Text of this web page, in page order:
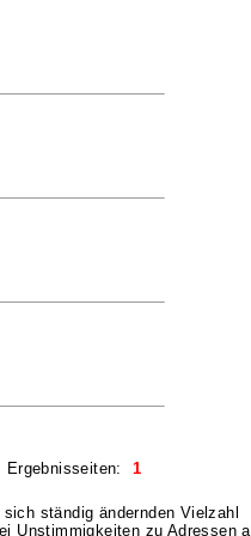
Ergebnisseiten: 1
ständig ändernden Vielzahl
Unstimmigkeiten zu Adressen